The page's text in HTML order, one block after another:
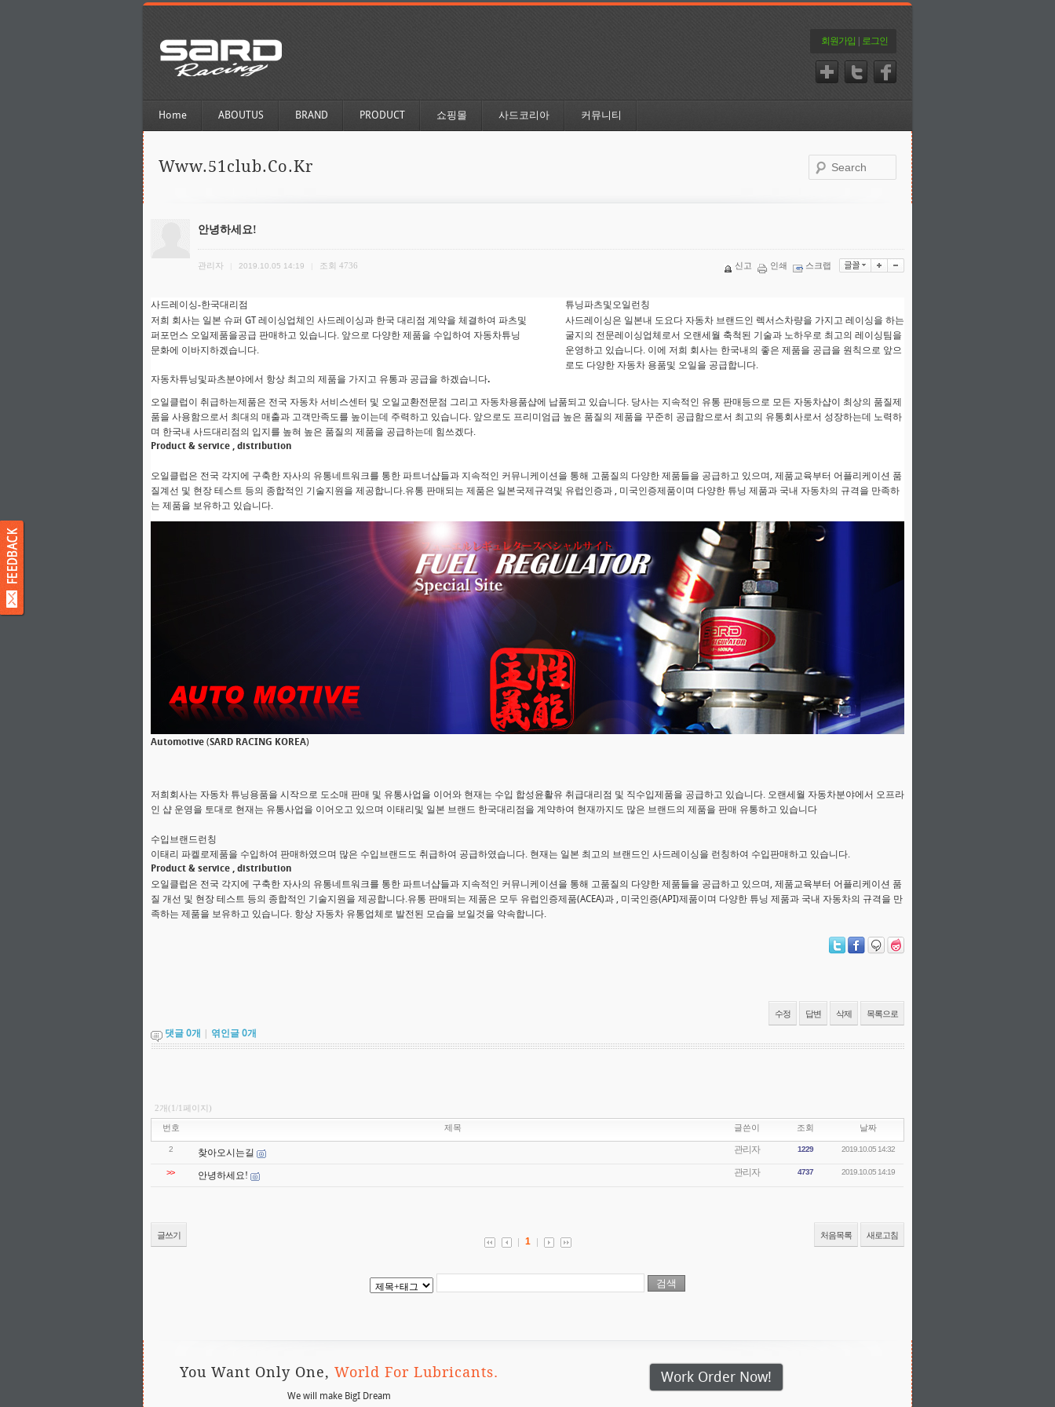
회원가입 로그인
Home ABOUTUS BRAND PRODUCT 쇼핑몰 사드코리아 커뮤니티
Www.51club.co.kr
안녕하세요!
관리자 2019.10.05 14:19 조회 4736 신고 인쇄 스크랩
사드레이싱-한국대리점 튜닝파츠및오일런칭
저희 회사는 일본 슈퍼 GT 레이싱업체인 사드레이싱과 한국 대리점 계약을 체결하여 파츠및
퍼포먼스 오일제품을공급 판매하고 있습니다. 앞으로 다양한 제품을 수입하여 자동차튜닝
문화에 이바지하겠습니다.
사드레이싱은 일본내 도요다 자동차 브랜드인 렉서스차량을 가지고 레이싱을 하는
굴지의 전문레이싱업체로서 오랜세월 축척된 기술과 노하우로 최고의 레이싱팀을
운영하고 있습니다. 이에 저희 회사는 한국내의 좋은 제품을 공급을 원칙으로 앞으
로도 다양한 자동차 용품및 오일을 공급합니다.
자동차튜닝및파츠분야에서 항상 최고의 제품을 가지고 유통과 공급을 하겠습니다.
오일클럽이 취급하는제품은 전국 자동차 서비스센터 및 오일교환전문점 그리고 자동차용품샵에 납품되고 있습니다. 당사는 지속적인 유통 판매등으로 모든 자동차샵이 최상의 품질제
품을 사용함으로서 최대의 매출과 고객만족도를 높이는데 주력하고 있습니다. 앞으로도 프리미엄급 높은 품질의 제품을 꾸준히 공급함으로서 최고의 유통회사로서 성장하는데 노력하
며 한국내 사드대리점의 입지를 높혀 높은 품질의 제품을 공급하는데 힘쓰겠다.
Product & service , distribution
오일클럽은 전국 각지에 구축한 자사의 유통네트워크를 통한 파트너샵들과 지속적인 커뮤니케이션을 통해 고품질의 다양한 제품들을 공급하고 있으며, 제품교육부터 어플리케이션 품
질계선 및 현장 테스트 등의 종합적인 기술지원을 제공합니다.유통 판매되는 제품은 일본국제규격및 유럽인증과 , 미국인증제품이며 다양한 튜닝 제품과 국내 자동차의 규격을 만족하
는 제품을 보유하고 있습니다.
Automotive (SARD RACING KOREA)
저희회사는 자동차 튜닝용품을 시작으로 도소매 판매 및 유통사업을 이어와 현재는 수입 합성윤활유 취급대리점 및 직수입제품을 공급하고 있습니다. 오랜세월 자동차분야에서 오프라
인 샵 운영을 토대로 현재는 유통사업을 이어오고 있으며 이태리및 일본 브랜드 한국대리점을 계약하여 현재까지도 많은 브랜드의 제품을 판매 유통하고 있습니다
수입브랜드런칭
이태리 파켈로제품을 수입하여 판매하였으며 많은 수입브랜드도 취급하여 공급하였습니다. 현재는 일본 최고의 브랜드인 사드레이싱을 런칭하여 수입판매하고 있습니다.
Product & service , distribution
오일클럽은 전국 각지에 구축한 자사의 유통네트워크를 통한 파트너샵들과 지속적인 커뮤니케이션을 통해 고품질의 다양한 제품들을 공급하고 있으며, 제품교육부터 어플리케이션 품
질 개선 및 현장 테스트 등의 종합적인 기술지원을 제공합니다.유통 판매되는 제품은 모두 유럽인증제품(ACEA)과 , 미국인증(API)제품이며 다양한 튜닝 제품과 국내 자동차의 규격을 만
족하는 제품을 보유하고 있습니다. 항상 자동차 유통업체로 발전된 모습을 보일것을 약속합니다.
수정 답변 삭제 목록으로
댓글 0개 | 엮인글 0개
2개(1/1페이지)
번호 제목 글쓴이 조회 날짜
2 찾아오시는길 관리자 1229 2019.10.05 14:32
>> 안녕하세요! 관리자 4737 2019.10.05 14:19
글쓰기 처음목록 새로고침
1
You Want Only One, World For Lubricants.
We will make BigI Dream
Work Order Now!